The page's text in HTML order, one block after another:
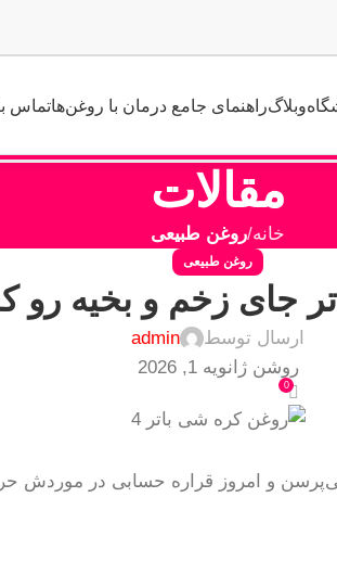
وبلاگراهنمای جامع درمان با روغن‌هاتماس
مقالات
خانه روغن طبیعی
روغن طبیعی
جای زخم و بخیه رو
ارسال توسط
admin
روشن ژانویه 1, 2026
0
و امروز قراره حسابی در موردش